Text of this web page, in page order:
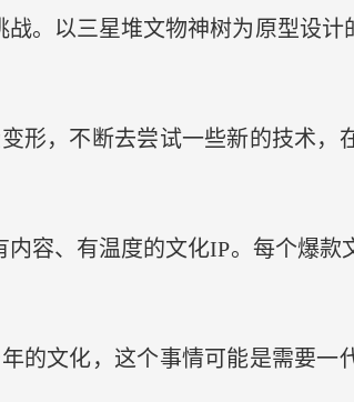
。以三星堆文物神树为原型设计
形，不断去尝试一些新的技术，
容、有温度的文化IP。每个爆款
的文化，这个事情可能是需要一